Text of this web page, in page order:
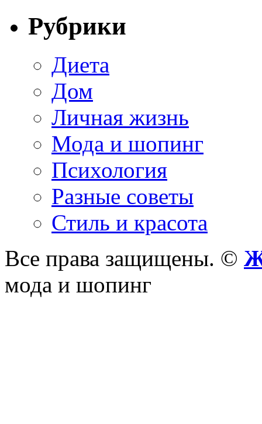
Рубрики
Диета
Дом
Личная жизнь
Мода и шопинг
Психология
Разные советы
Стиль и красота
Все права защищены. ©
мода и шопинг